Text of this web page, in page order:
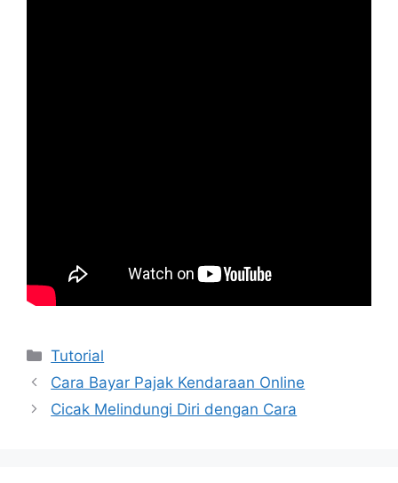
Kategori
Tutorial
Cara Bayar Pajak Kendaraan Online
Cicak Melindungi Diri dengan Cara